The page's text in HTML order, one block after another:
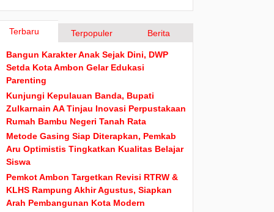
Terbaru Terpopuler Berita
Bangun Karakter Anak Sejak Dini, DWP
Setda Kota Ambon Gelar Edukasi
Parenting
Kunjungi Kepulauan Banda, Bupati
Zulkarnain AA Tinjau Inovasi Perpustakaan
Rumah Bambu Negeri Tanah Rata
Metode Gasing Siap Diterapkan, Pemkab
Aru Optimistis Tingkatkan Kualitas Belajar
Siswa
Pemkot Ambon Targetkan Revisi RTRW &
KLHS Rampung Akhir Agustus, Siapkan
Arah Pembangunan Kota Modern